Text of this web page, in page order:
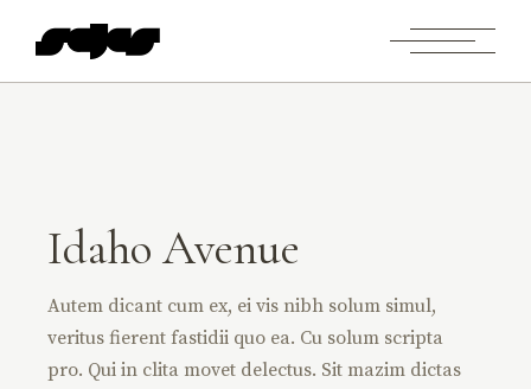
Idaho Avenue
Autem dicant cum ex, ei vis nibh solum simul,
veritus fierent fastidii quo ea. Cu solum scripta
pro. Qui in clita movet delectus. Sit mazim dictas